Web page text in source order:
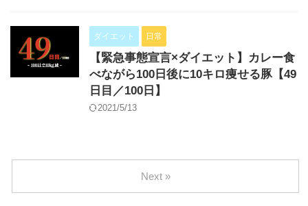
ダイエット 日常
【緊急事態宣言×ダイエット】カレー食
べながら100日後に10キロ痩せる豚【49
日目／100日】
2021/5/13
Next »